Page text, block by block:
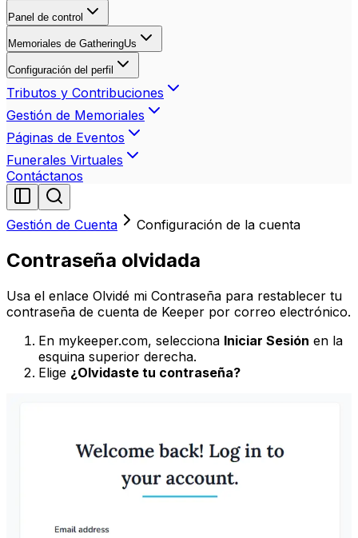
Panel de control
Memoriales de GatheringUs
Configuración del perfil
Tributos y Contribuciones
Gestión de Memoriales
Páginas de Eventos
Funerales Virtuales
Contáctanos
Gestión de Cuenta Configuración de la cuenta
Contraseña olvidada
Usa el enlace Olvidé mi Contraseña para restablecer tu
contraseña de cuenta de Keeper por correo electrónico.
En mykeeper.com, selecciona Iniciar Sesión en la
esquina superior derecha.
Elige ¿Olvidaste tu contraseña?